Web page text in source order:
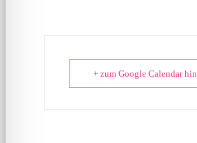
+ zum Google Calendar